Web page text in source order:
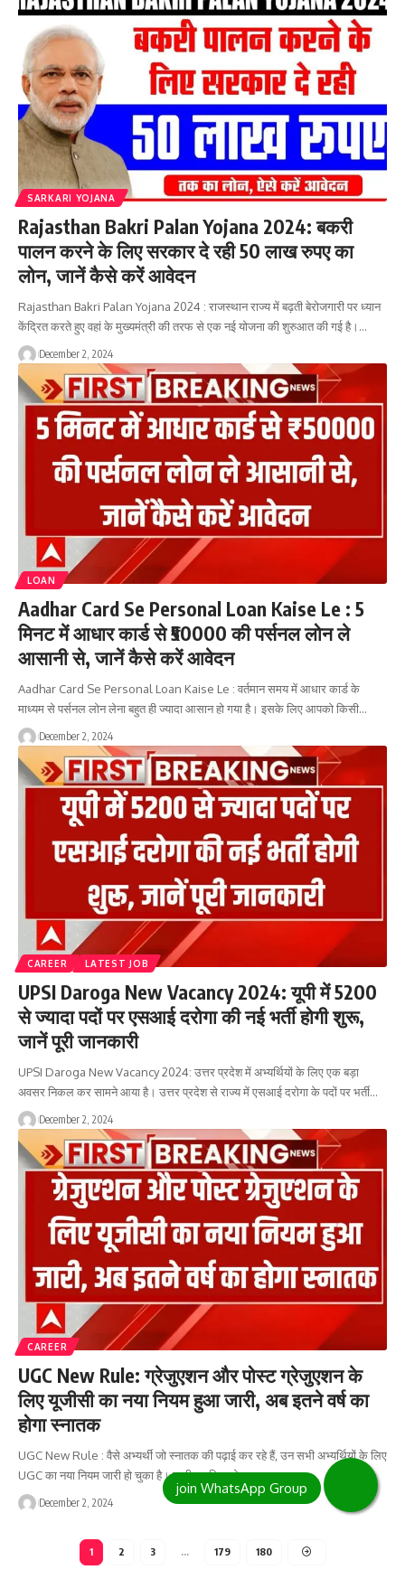
SARKARI YOJANA
Rajasthan Bakri Palan Yojana 2024: बकरी
पालन करने के लिए सरकार दे रही 50 लाख रुपए का
लोन, जानें कैसे करें आवेदन
Rajasthan Bakri Palan Yojana 2024 : राजस्थान राज्य में बढ़ती बेरोजगारी पर ध्यान
केंद्रित करते हुए वहां के मुख्यमंत्री की तरफ से एक नई योजना की शुरुआत की गई है।…
December 2, 2024
LOAN
Aadhar Card Se Personal Loan Kaise Le : 5
मिनट में आधार कार्ड से ₹50000 की पर्सनल लोन ले
आसानी से, जानें कैसे करें आवेदन
Aadhar Card Se Personal Loan Kaise Le : वर्तमान समय में आधार कार्ड के
माध्यम से पर्सनल लोन लेना बहुत ही ज्यादा आसान हो गया है। इसके लिए आपको किसी…
December 2, 2024
CAREER LATEST JOB
UPSI Daroga New Vacancy 2024: यूपी में 5200
से ज्यादा पदों पर एसआई दरोगा की नई भर्ती होगी शुरू,
जानें पूरी जानकारी
UPSI Daroga New Vacancy 2024: उत्तर प्रदेश में अभ्यर्थियों के लिए एक बड़ा
अवसर निकल कर सामने आया है। उत्तर प्रदेश से राज्य में एसआई दरोगा के पदों पर भर्ती…
December 2, 2024
CAREER
UGC New Rule: ग्रेजुएशन और पोस्ट ग्रेजुएशन के
लिए यूजीसी का नया नियम हुआ जारी, अब इतने वर्ष का
होगा स्नातक
UGC New Rule : वैसे अभ्यर्थी जो स्नातक की पढ़ाई कर रहे हैं, उन सभी अभ्यर्थियों के लिए
UGC का नया नियम जारी हो चुका है। जारी नए नियम के…
December 2, 2024
1 2 3 … 179 180